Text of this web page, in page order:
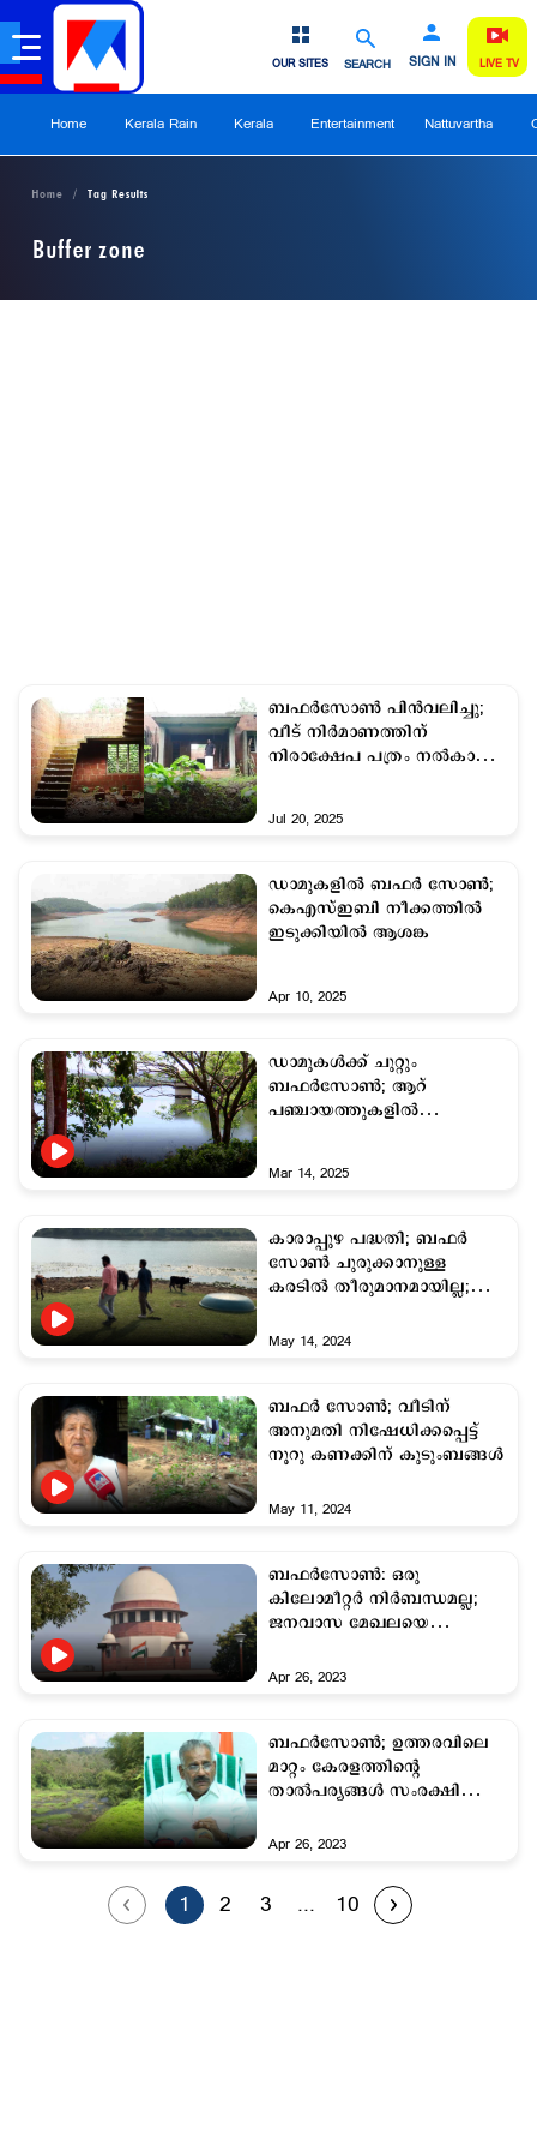
SEARCH SIGN IN
OUR SITES LIVE TV
Home Kerala Rain Kerala Entertainment Nattuvartha
Home Tag Results
Buffer zone
ബഫർസോൺ പിൻവലിച്ചു;
വീട് നിർമാണത്തിന്
നിരാക്ഷേപ പത്രം നൽകാതെ
Jul 20, 2025
ഡാമുകളിൽ ബഫര്‍ സോൺ;
കെഎസ്ഇബി നീക്കത്തിൽ
ഇടുക്കിയിൽ ആശങ്ക
Apr 10, 2025
ഡാമുകൾക്ക് ചുറ്റും
ബഫർസോൺ; ആറ്
പഞ്ചായത്തുകളില്‍
Mar 14, 2025
കാരാപ്പുഴ പദ്ധതി; ബഫർ
സോൺ ചുരുക്കാനുള്ള
കരടില്‍ തീരുമാനമായില്ല;
May 14, 2024
ബഫര്‍ സോണ്‍; വീടിന്
അനുമതി നിഷേധിക്കപ്പെട്ട്
നൂറു കണക്കിന് കുടുംബങ്ങള്‍
May 11, 2024
ബഫര്‍സോണ്‍: ഒരു
കിലോമീറ്റര്‍ നിര്‍ബന്ധമല്ല;
ജനവാസ മേഖലയെ
Apr 26, 2023
ബഫര്‍സോണ്‍; ഉത്തരവിലെ
മാറ്റം കേരളത്തിന്റെ
താല്‍പര്യങ്ങള്‍ സംരക്ഷിക്കും
Apr 26, 2023
1 2 3 ... 10